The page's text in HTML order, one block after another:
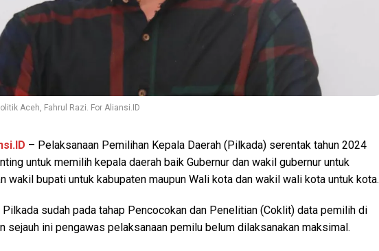
Aceh, Fahrul Razi. For Aliansi.ID
– Pelaksanaan Pemilihan Kepala Daerah (Pilkada) serentak tahun 2024
untuk memilih kepala daerah baik Gubernur dan wakil gubernur untuk
wakil bupati untuk kabupaten maupun Wali kota dan wakil wali kota untuk kota.
sudah pada tahap Pencocokan dan Penelitian (Coklit) data pemilih di
sejauh ini pengawas pelaksanaan pemilu belum dilaksanakan maksimal.